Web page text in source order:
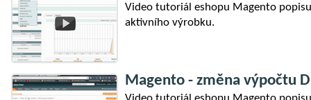
Video tutoriál eshopu Magento
aktivního výrobku.
Magento - změna výpočtu